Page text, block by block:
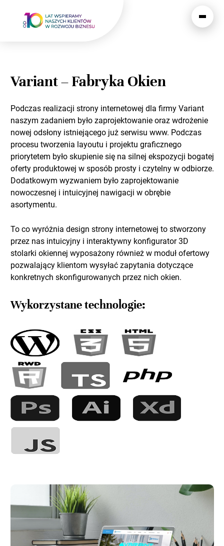
Variant – Fabryka Okien
Podczas realizacji strony internetowej dla firmy Variant
naszym zadaniem było zaprojektowanie oraz wdrożenie
nowej odsłony istniejącego już serwisu www. Podczas
procesu tworzenia layoutu i projektu graficznego
priorytetem było skupienie się na silnej ekspozycji bogatej
oferty produktowej w sposób prosty i czytelny w odbiorze.
Dodatkowym wyzwaniem było zaprojektowanie
nowoczesnej i intuicyjnej nawigacji w obrębie
asortymentu.
To co wyróżnia design strony internetowej to stworzony
przez nas intuicyjny i interaktywny konfigurator 3D
stolarki okiennej wyposażony również w moduł ofertowy
pozwalający klientom wysyłać zapytania dotyczące
konkretnych skonfigurowanych przez nich okien.
Wykorzystane technologie: